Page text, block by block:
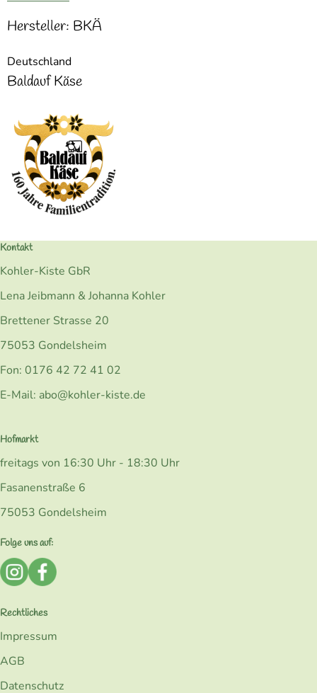
Hersteller: BKÄ
Deutschland
Baldauf Käse
Kontakt
Kohler-Kiste GbR
Lena Jeibmann & Johanna Kohler
Brettener Strasse 20
75053 Gondelsheim
Fon: 0176 42 72 41 02
E-Mail: abo@kohler-kiste.de
Hofmarkt
freitags von 16:30 Uhr - 18:30 Uhr
Fasanenstraße 6
75053 Gondelsheim
Folge uns auf:
Externer Link zu https://www.instagram.com/
Externer Link zu https://www.facebook.com/
Rechtliches
Impressum
AGB
Datenschutz